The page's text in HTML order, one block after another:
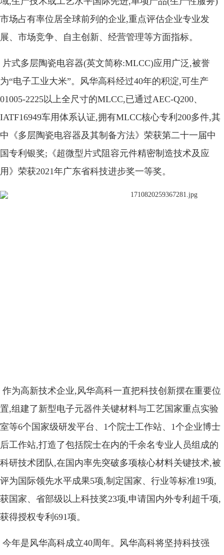
市场占有率位居全球前列的企业,重点评估企业专业发
展、市场竞争、自主创新、经营管理等方面指标。
片式多层陶瓷电容器(英文简称:MLCC)应用广泛,被誉
为“电子工业大米”。风华高科经过40年的积淀,可生产
01005-2225以上全尺寸的MLCC,已通过AEC-Q200、
IATF16949车用体系认证,拥有MLCC核心专利200多件,其
中《多层陶瓷电容器及其制备方法》荣获第二十一届中
国专利银奖;《超微型片式阻容元件精密制造技术及应
用》荣获2021年广东省科技进步奖一等奖。
作为高新技术企业,风华高科一直把科技创新摆在重要位
置,组建了新型电子元器件关键材料与工艺国家重点实验
室等6个国家级研发平台、1个院士工作站、1个企业博士
后工作站,打造了包括院士在内的千余名专业人员组成的
科研技术团队,在国内率先突破多项核心材料关键技术,被
评为国际领先水平成果5项,制定国家、行业等标准19项,
获国家、省部级以上科技奖23项,申请国内外专利超千项,
获得授权专利691项。
今年是风华高科成立40周年。风华高科将坚持科技强